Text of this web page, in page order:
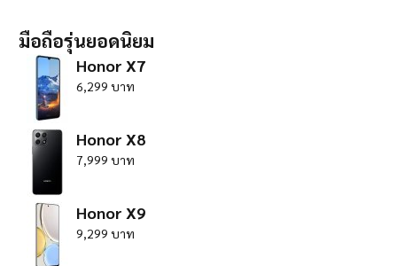
มือถือรุ่นยอดนิยม
Honor X7
6,299 บาท
Honor X8
7,999 บาท
Honor X9
9,299 บาท